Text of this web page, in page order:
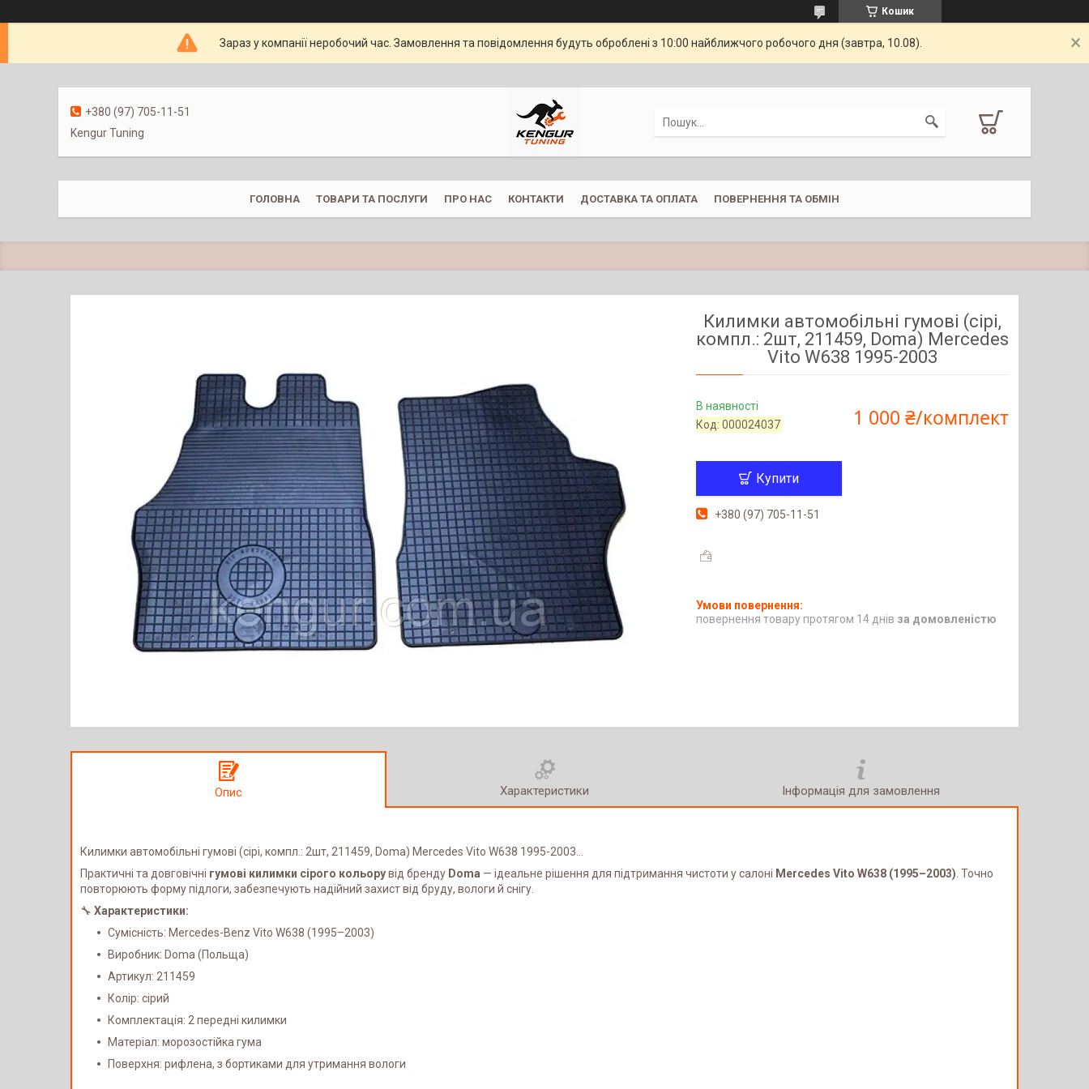
Кошик
Зараз у компанії неробочий час. Замовлення та повідомлення будуть оброблені з 10:00 найближчого робочого дня (завтра, 10.08).
+380 (97) 705-11-51
Kengur Tuning
ГОЛОВНА ТОВАРИ ТА ПОСЛУГИ ПРО НАС КОНТАКТИ ДОСТАВКА ТА ОПЛАТА ПОВЕРНЕННЯ ТА ОБМІН
Килимки автомобільні гумові (сірі,
компл.: 2шт, 211459, Doma) Mercedes
Vito W638 1995-2003
В наявності
Код:000024037 1 000 ₴/комплект
Купити
+380 (97) 705-11-51
повернення товару протягом 14 днів за домовленістю
Опис Характеристики Інформація для замовлення
Килимки автомобільні гумові (сірі, компл.: 2шт, 211459, Doma) Mercedes Vito W638 1995-2003...
Практичні та довговічні гумові килимки сірого кольорувід бренду Doma — ідеальне рішення для підтримання чистоти у салоні Mercedes Vito W638 (1995–2003). Точно
повторюють форму підлоги, забезпечують надійний захист від бруду, вологи й снігу.
🔧 Характеристики:
Сумісність: Mercedes-Benz Vito W638 (1995–2003)
Виробник: Doma (Польща)
Артикул: 211459
Колір: сірий
Комплектація: 2 передні килимки
Матеріал: морозостійка гума
Поверхня: рифлена, з бортиками для утримання вологи